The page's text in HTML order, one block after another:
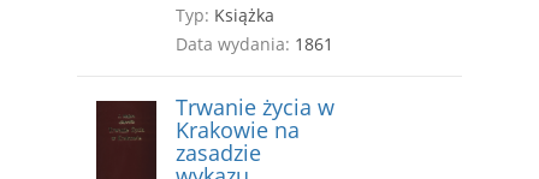
Typ: Książka
Data wydania: 1861
Trwanie życia w
Krakowie na
zasadzie